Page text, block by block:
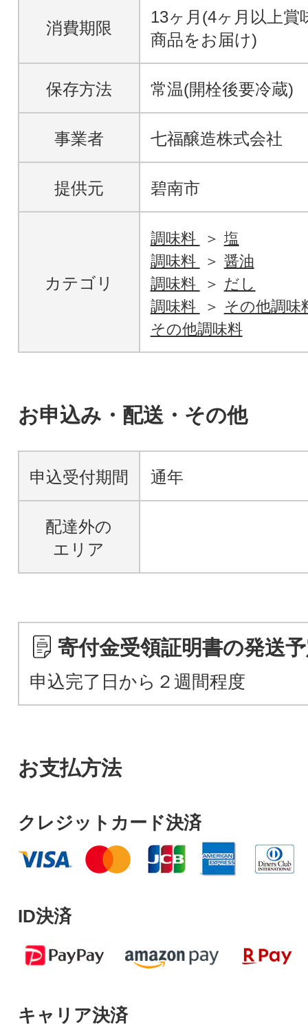
消費期限
13ヶ月(4ヶ月以上賞
商品をお届け)
保存方法 常温(開栓後要冷蔵)
事業者 七福醸造株式会社
提供元 碧南市
カテゴリ
調味料
塩
調味料
醤油
調味料
だし
調味料
その他調味
その他調味料
お申込み・配送・その他
申込受付期間 通年
配達外の
エリア
寄付金受領証明書の発送
申込完了日から２週間程度
お支払方法
クレジットカード決済
ID決済
キャリア決済